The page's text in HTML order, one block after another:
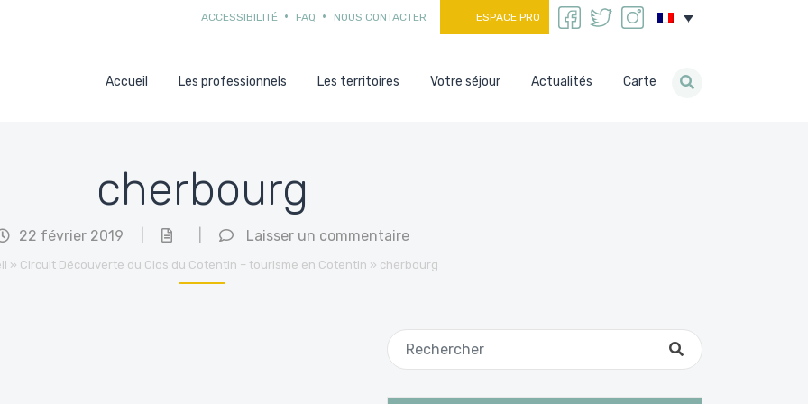
ACCESSIBILITÉ FAQ NOUS CONTACTER ESPACE PRO
Accueil Les professionnels Les territoires Votre séjour Actualités Carte
cherbourg
22 février 2019 Laisser un commentaire
» Circuit Découverte du Clos du Cotentin – tourisme en Cotentin » cherbourg